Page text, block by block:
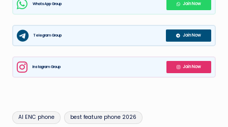
WhatsApp Group Join Now
Telegram Group Join Now
Instagram Group Join Now
Tags:
AI ENC phone best feature phone 2026